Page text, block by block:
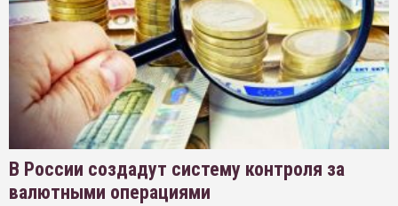
В России создадут систему контроля за
валютными операциями